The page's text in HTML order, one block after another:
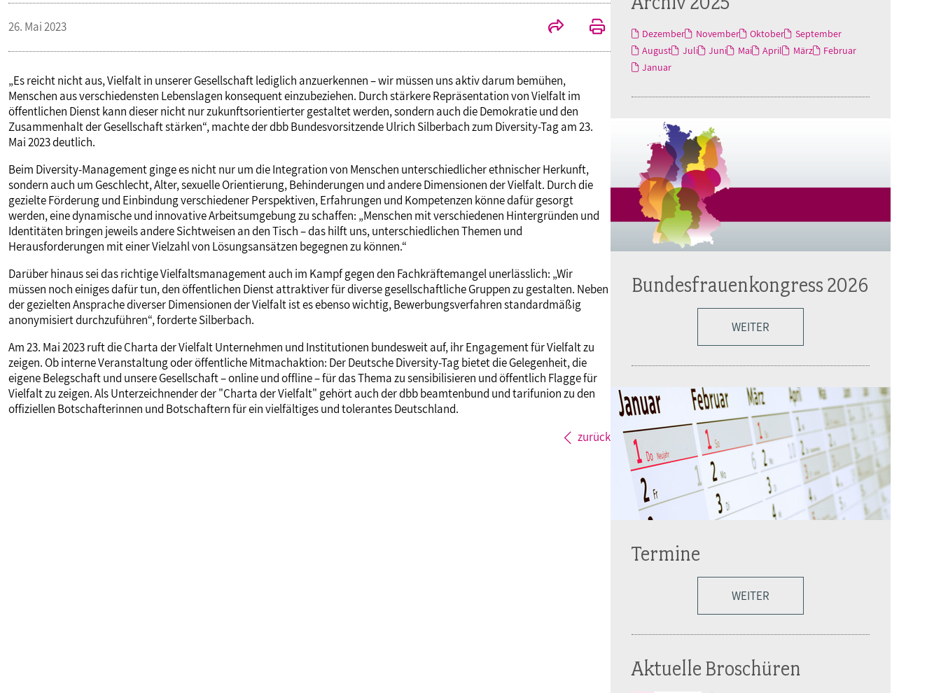
Kooperationen
Bildung
Gesundheit
Gender Budgeting
Europa
Stellungnahmen
Frauenrecht kompakt
PUBLIKATIONEN
TERMINE & VERANSTALTUNGEN
MITGLIEDSCHAFT & SERVICE
Verlag
26. Mai 2023
„Es reicht nicht aus, Vielfalt in unserer Gesellschaft lediglich anzuerkennen – wir müssen uns aktiv darum bemühen,
Menschen aus verschiedensten Lebenslagen konsequent einzubeziehen. Durch stärkere Repräsentation von Vielfalt im
öffentlichen Dienst kann dieser nicht nur zukunftsorientierter gestaltet werden, sondern auch die Demokratie und den
Zusammenhalt der Gesellschaft stärken“, machte der dbb Bundesvorsitzende Ulrich Silberbach zum Diversity-Tag am 23.
Mai 2023 deutlich.
Beim Diversity-Management ginge es nicht nur um die Integration von Menschen unterschiedlicher ethnischer Herkunft,
sondern auch um Geschlecht, Alter, sexuelle Orientierung, Behinderungen und andere Dimensionen der Vielfalt. Durch die
gezielte Förderung und Einbindung verschiedener Perspektiven, Erfahrungen und Kompetenzen könne dafür gesorgt
werden, eine dynamische und innovative Arbeitsumgebung zu schaffen: „Menschen mit verschiedenen Hintergründen und
Identitäten bringen jeweils andere Sichtweisen an den Tisch – das hilft uns, unterschiedlichen Themen und
Herausforderungen mit einer Vielzahl von Lösungsansätzen begegnen zu können.“
Darüber hinaus sei das richtige Vielfaltsmanagement auch im Kampf gegen den Fachkräftemangel unerlässlich: „Wir
müssen noch einiges dafür tun, den öffentlichen Dienst attraktiver für diverse gesellschaftliche Gruppen zu gestalten. Neben
der gezielten Ansprache diverser Dimensionen der Vielfalt ist es ebenso wichtig, Bewerbungsverfahren standardmäßig
anonymisiert durchzuführen“, forderte Silberbach.
Am 23. Mai 2023 ruft die Charta der Vielfalt Unternehmen und Institutionen bundesweit auf, ihr Engagement für Vielfalt zu
zeigen. Ob interne Veranstaltung oder öffentliche Mitmachaktion: Der Deutsche Diversity-Tag bietet die Gelegenheit, die
eigene Belegschaft und unsere Gesellschaft – online und offline – für das Thema zu sensibilisieren und öffentlich Flagge für
Vielfalt zu zeigen. Als Unterzeichnender der "Charta der Vielfalt" gehört auch der dbb beamtenbund und tarifunion zu den
offiziellen Botschafterinnen und Botschaftern für ein vielfältiges und tolerantes Deutschland.
zurück
Dezember November Oktober
September
August
Juli Juni Mai April März
Februar
Januar
Bundesfrauenkongress 2026
WEITER
Termine
WEITER
Aktuelle Broschüren